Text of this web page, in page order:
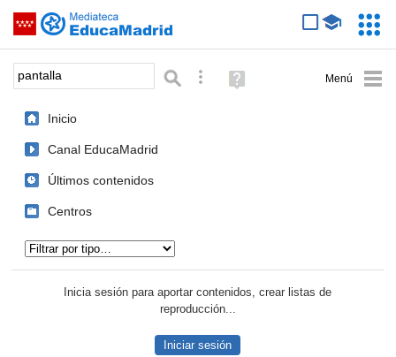
Saltar navegación
Palabra o frase: Búsqueda avanzada
Ayuda
(en
Inicio
Canal EducaMadrid
Últimos contenidos
Centros
Inicia sesión para aportar contenidos, crear listas de
reproducción...
Iniciar sesión